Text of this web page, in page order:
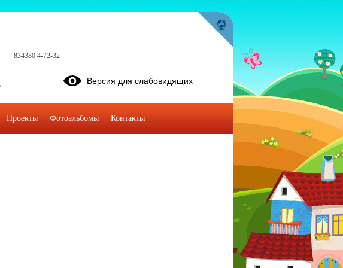
834380 4-72-32
Версия для слабовидящих
Проекты Фотоальбомы Контакты